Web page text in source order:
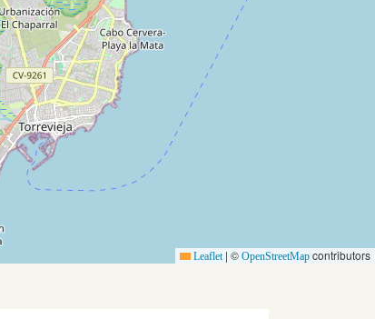
Leaflet | © OpenStreetMap contributors